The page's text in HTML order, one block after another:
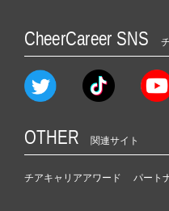
CheerCareer SNS
OTHER 関連サイト
チアキャリアアワード パート